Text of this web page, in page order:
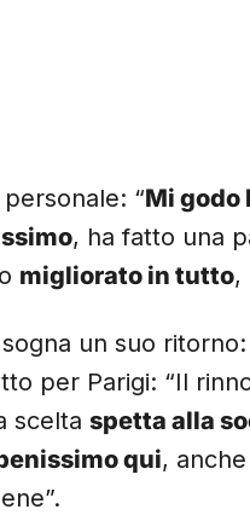
“Mi godo
, ha fatto una
migliorato in tutto,
un suo ritorno:
per Parigi: “Il
scelta spetta alla
qui,